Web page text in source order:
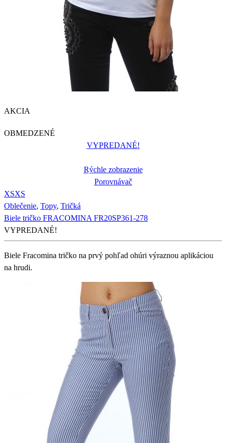
AKCIA
OBMEDZENÉ
VYPREDANÉ!
Rýchle zobrazenie
Porovnávač
XSXS
Oblečenie, Topy, Tričká
Biele tričko FRACOMINA FR20SP361-278
VYPREDANÉ!
Biele Fracomina tričko na prvý pohľad ohúri výraznou aplikáciou
na hrudi.